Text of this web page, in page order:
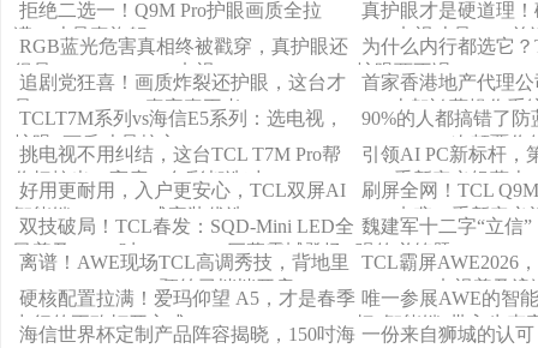
拒绝二选一！Q9M Pro护眼画质全拉
满，才是真旗舰
真护眼才是硬道理
SQD电视才是2026首
RGB蓝光危害真相终被戳穿，真护眼还
得是SQD-Mini LED电视
为什么内行都选它
护眼两不误
追剧党狂喜！画质炸裂还护眼，这台才
是TCL Q9M Pro真家真王者
首家香港地产代理
APP上架鸿蒙操作系
TCLT7M系列vs海信E5系列：选电视，
护眼+画质才是核心
90%的人都搞错了
Q9M Pro 一次颠覆
挑电视不用纠结，这台TCL T7M Pro帮
你把控光、亮度、色彩都选对
引领AI PC新标杆，
Ultra重新定义轻薄本
好用更耐用，入户更安心，TCL双屏AI
智能锁K11D Pro成家装优选
刷屏全网！TCL
LED来袭，重新定义
双技破局！TCL春发：SQD-Mini LED全
民普及，163吋Micro LED巨幕震撼登场
魏建军十二字“立信
强的必答题
离谱！AWE现场TCL高调秀技，背地里
Q9M Pro/T7M Pro预约已悄悄开启
TCL霸屏AWE2026
Mini LED电视普及浪
硬核配置拉满！爱玛仰望 A5，才是春季
出行的正确打开方式
唯一参展AWE的智
把“智能锁”带入生态
海信世界杯定制产品阵容揭晓，150吋海 一份来自狮城的认